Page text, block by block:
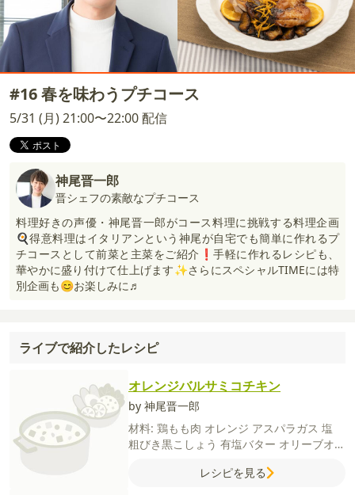
#16 春を味わうプチコース
5/31 (月) 21:00〜22:00 配信
神尾晋一郎
晋シェフの素敵なプチコース
料理好きの声優・神尾晋一郎がコース料理に挑戦する料理企画
🍳得意料理はイタリアンという神尾が自宅でも簡単に作れるプ
チコースとして前菜と主菜をご紹介❗手軽に作れるレシピも、
華やかに盛り付けて仕上げます✨さらにスペシャルTIMEには特
別企画も😊お楽しみに♬
ライブで紹介したレシピ
オレンジバルサミコチキン
by 神尾晋一郎
材料: 鶏もも肉 オレンジ アスパラガス 塩
粗びき黒こしょう 有塩バター オリーブオイ
白ワインしょうゆはちみつ
レシピを見る